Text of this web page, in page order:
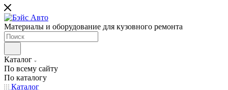
Материалы и оборудование для кузовного ремонта
Каталог
По всему сайту
По каталогу
Каталог